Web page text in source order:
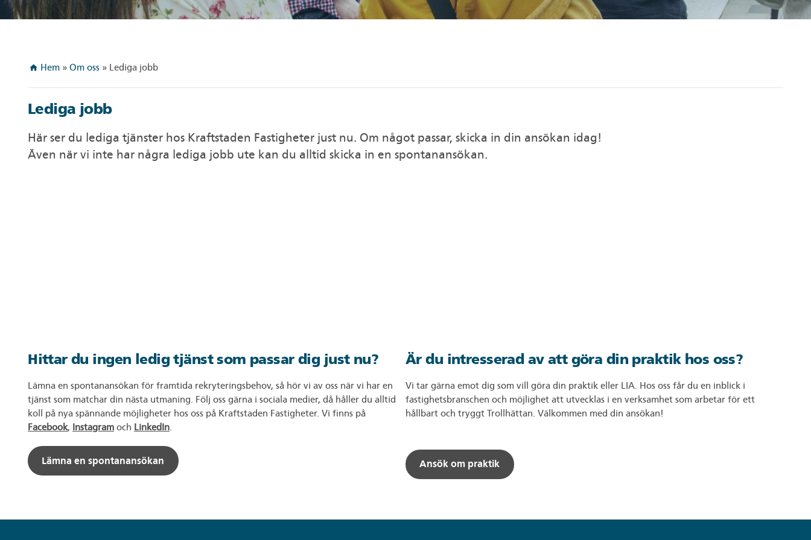
home Hem» Om oss» Lediga jobb
Lediga jobb
Här ser du lediga tjänster hos Kraftstaden Fastigheter just nu. Om något passar, skicka in din ansökan idag!
Även när vi inte har några lediga jobb ute kan du alltid skicka in en spontanansökan.
Hittar du ingen ledig tjänst som passar dig just nu?
Lämna en spontanansökan för framtida rekryteringsbehov, så hör vi av oss när vi har en
tjänst som matchar din nästa utmaning. Följ oss gärna i sociala medier, då håller du alltid
koll på nya spännande möjligheter hos oss på Kraftstaden Fastigheter. Vi finns på
Facebook, Instagram och LinkedIn.
Lämna en spontanansökan
Är du intresserad av att göra din praktik hos oss?
Vi tar gärna emot dig som vill göra din praktik eller LIA. Hos oss får du en inblick i
fastighetsbranschen och möjlighet att utvecklas i en verksamhet som arbetar för ett
hållbart och tryggt Trollhättan. Välkommen med din ansökan!
Ansök om praktik